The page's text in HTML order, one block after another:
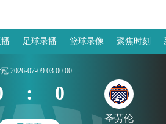
足球录播 篮球录像 聚焦时刻
2026-07-09 03:00:00
: 0
圣劳伦